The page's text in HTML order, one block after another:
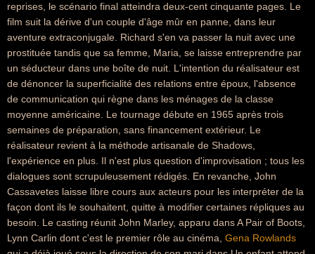
reprises, le scénario final atteindra deux-cent cinquante pages. Le
film suit la dérive d'un couple d'âge mûr en panne, dans leur
aventure extraconjugale. Richard s'en va passer la nuit avec une
prostituée tandis que sa femme, Maria, se laisse entreprendre par
un séducteur dans une boîte de nuit. L'intention du réalisateur est
de dénoncer la superficialité des relations entre époux, l'absence
de communication qui règne dans les ménages de la classe
moyenne américaine. Le tournage débute en 1965 après trois
semaines de préparation, sans financement extérieur. Le
réalisateur revient à la méthode artisanale de Shadows,
l'expérience en plus. Il n'est plus question d'improvisation ; tous les
dialogues sont scrupuleusement rédigés. En revanche, John
Cassavetes laisse libre cours aux acteurs pour les interpréter de la
façon dont ils le souhaitent, quitte à modifier certaines répliques au
besoin. Le casting réunit John Marley, apparu dans A Pair of Boots,
Lynn Carlin dont c'est le premier rôle au cinéma, Gena Rowlands